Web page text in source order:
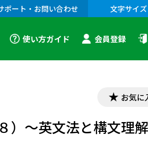
ポート・お問い合わせ 文字サイズ
使い方ガイド 会員登録
お気に
～英文法と構文理